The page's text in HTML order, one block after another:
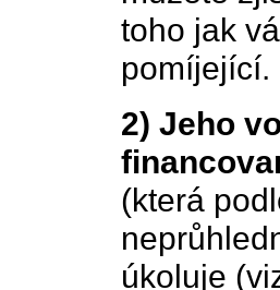
toho jak
pomíjející.
2) Jeho
(která
úkoluje